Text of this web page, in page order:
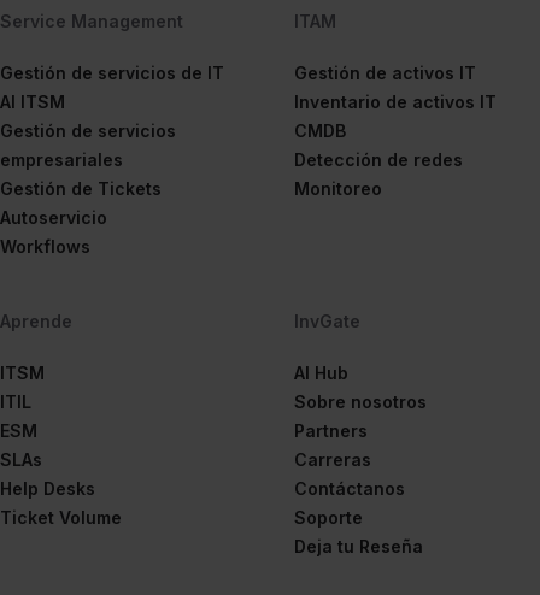
Service Management
Gestión de servicios de IT
AI ITSM
Gestión de servicios
empresariales
Gestión de Tickets
Autoservicio
Workflows
ITAM
Gestión de activos IT
Inventario de activos IT
CMDB
Detección de redes
Monitoreo
Aprende
ITSM
ITIL
ESM
SLAs
Help Desks
Ticket Volume
InvGate
AI Hub
Sobre nosotros
Partners
Carreras
Contáctanos
Soporte
Deja tu Reseña